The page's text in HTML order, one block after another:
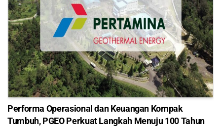
Performa Operasional dan Keuangan Kompak
Tumbuh, PGEO Perkuat Langkah Menuju 100 Tahun